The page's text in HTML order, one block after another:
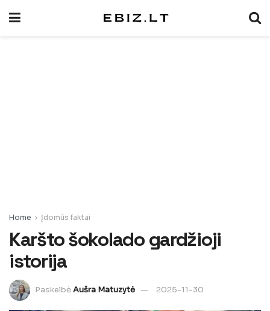
Home Įdomūs faktai
Karšto šokolado gardžioji
istorija
PaskelbėAušra Matuzytė 2025-11-30